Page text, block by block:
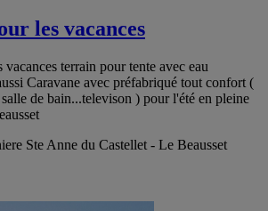
les vacances
terrain pour tente avec eau
Caravane avec préfabriqué tout confort (
de bain...televison ) pour l'été en pleine
Ste Anne du Castellet - Le Beausset